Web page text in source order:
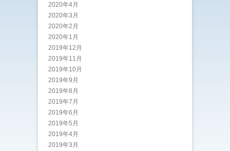
2020年4月
2020年3月
2020年2月
2020年1月
2019年12月
2019年11月
2019年10月
2019年9月
2019年8月
2019年7月
2019年6月
2019年5月
2019年4月
2019年3月